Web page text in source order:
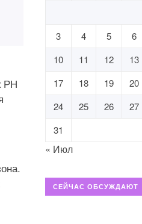
РН
3
4 5 6
10 11 12 13
17
18 19 20
24
25 26 27
31
« Июл
СЕЙЧАС ОБСУЖДАЮТ